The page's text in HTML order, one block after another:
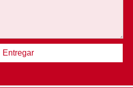
Entregar